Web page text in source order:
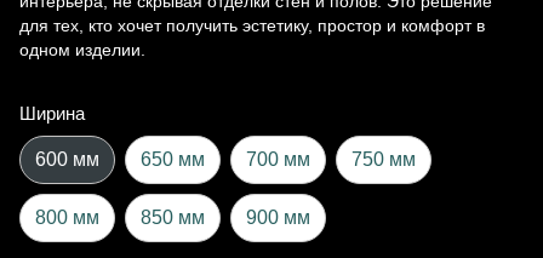
для тех, кто хочет получить эстетику, простор и комфорт в
одном изделии.
Ширина
600 мм 650 мм 700 мм 750 мм
800 мм 850 мм 900 мм